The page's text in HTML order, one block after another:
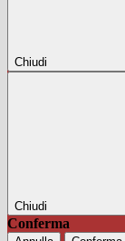
Chiudi
Chiudi
Conferma